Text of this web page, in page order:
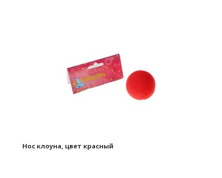
Нос клоуна, цвет красный